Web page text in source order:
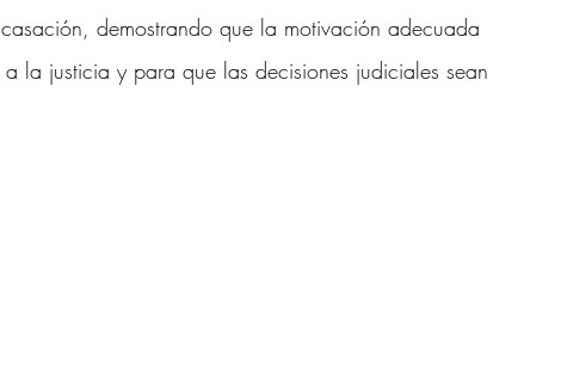
demostrando que la motivación adecuada
la justicia y para que las decisiones judiciales sean